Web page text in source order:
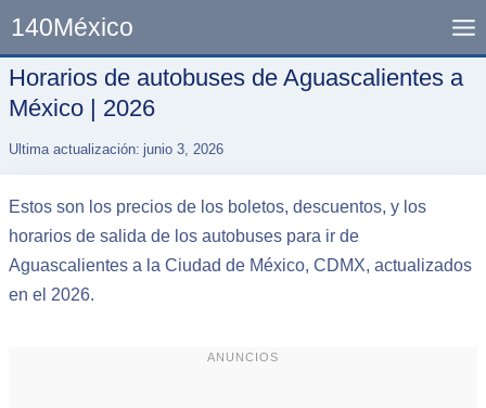
content
140México
Horarios de autobuses de Aguascalientes a
México | 2026
Ultima actualización: junio 3, 2026
Estos son los precios de los boletos, descuentos, y los
horarios de salida de los autobuses para ir de
Aguascalientes a la Ciudad de México, CDMX, actualizados
en el 2026.
ANUNCIOS